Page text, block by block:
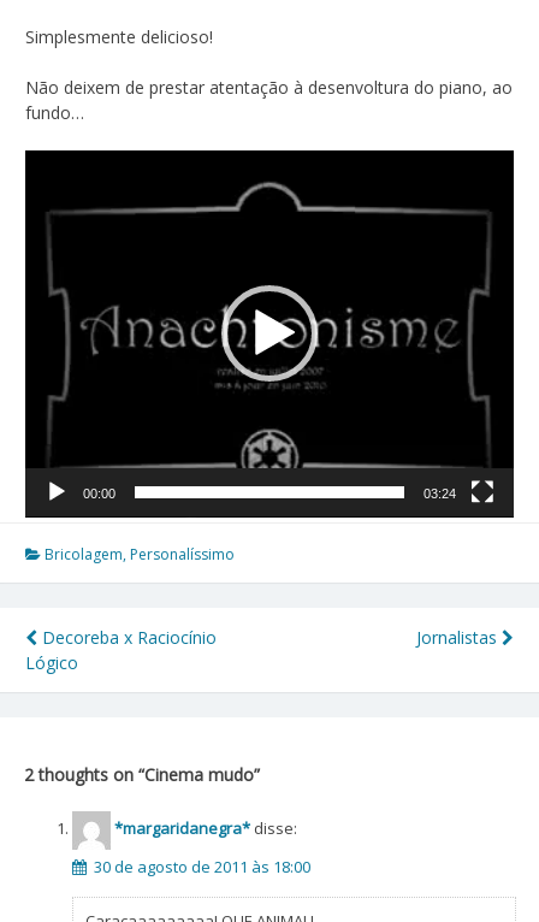
Simplesmente delicioso!
Não deixem de prestar atentação à desenvoltura do piano, ao
fundo…
de
vídeo
00:00 03:24
Bricolagem, Personalíssimo
Navegação
de
Decoreba x Raciocínio
Lógico
Jornalistas
2 thoughts on “Cinema mudo”
*margaridanegra* disse:
30 de agosto de 2011 às 18:00